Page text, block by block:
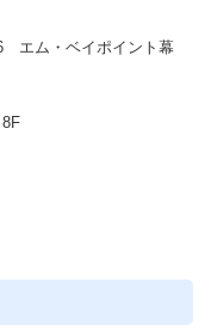
質で着実にファンを増
期経営計画では成長戦
。
次のステージ。
新しい社会インフラへ
っと便利にするための
新しい仲間を心から歓
エム・ベイポイント幕